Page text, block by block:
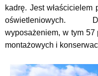
kadrę. Jest
oświetleniowych.
wyposażeniem, w tym
montażowych i